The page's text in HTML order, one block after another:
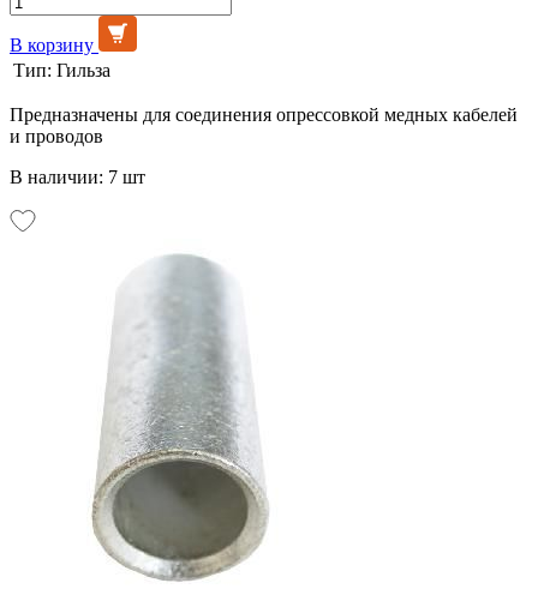
В корзину
Тип: Гильза
Предназначены для соединения опрессовкой медных кабелей
и проводов
В наличии: 7 шт